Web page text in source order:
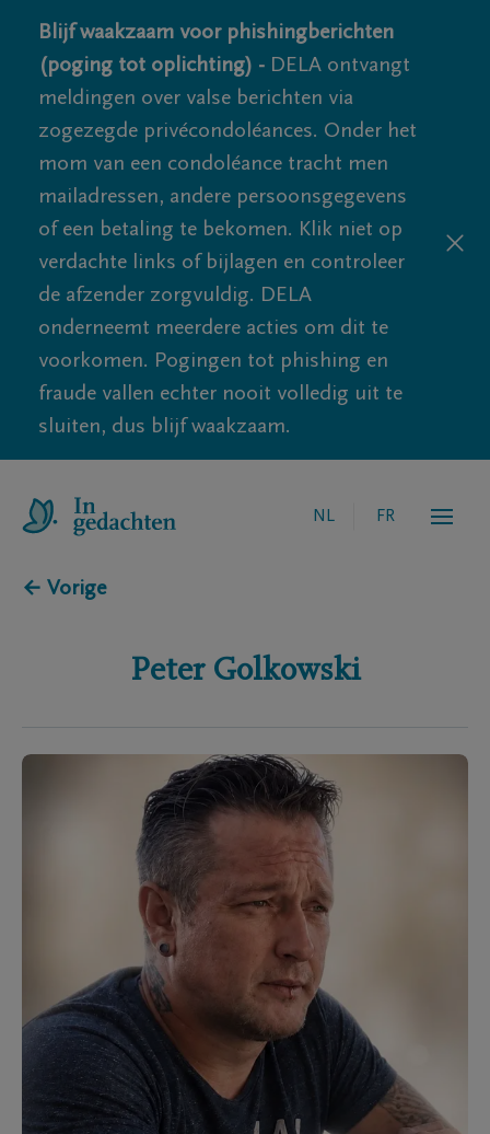
Blijf waakzaam voor phishingberichten
(poging tot oplichting) - DELA ontvangt
meldingen over valse berichten via
zogezegde privécondoléances. Onder het
mom van een condoléance tracht men
mailadressen, andere persoonsgegevens
of een betaling te bekomen. Klik niet op
verdachte links of bijlagen en controleer
de afzender zorgvuldig. DELA
onderneemt meerdere acties om dit te
voorkomen. Pogingen tot phishing en
fraude vallen echter nooit volledig uit te
sluiten, dus blijf waakzaam.
NL FR
← Vorige
Peter Golkowski